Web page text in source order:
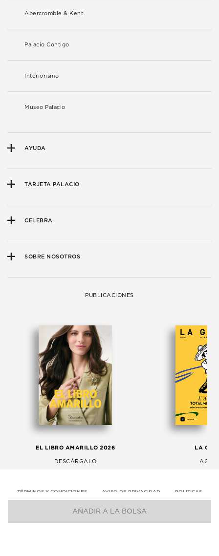
AÑADIR A LA BOLSA
Abercrombie & Kent
Palacio Contigo
Interiorismo
Museo Palacio
AYUDA
TARJETA PALACIO
CELEBRA
SOBRE NOSOTROS
PUBLICACIONES
EL LIBRO AMARILLO 2026
DESCÁRGALO
LA
TÉRMINOS Y CONDICIONES AVISO DE PRIVACIDAD POLITICAS